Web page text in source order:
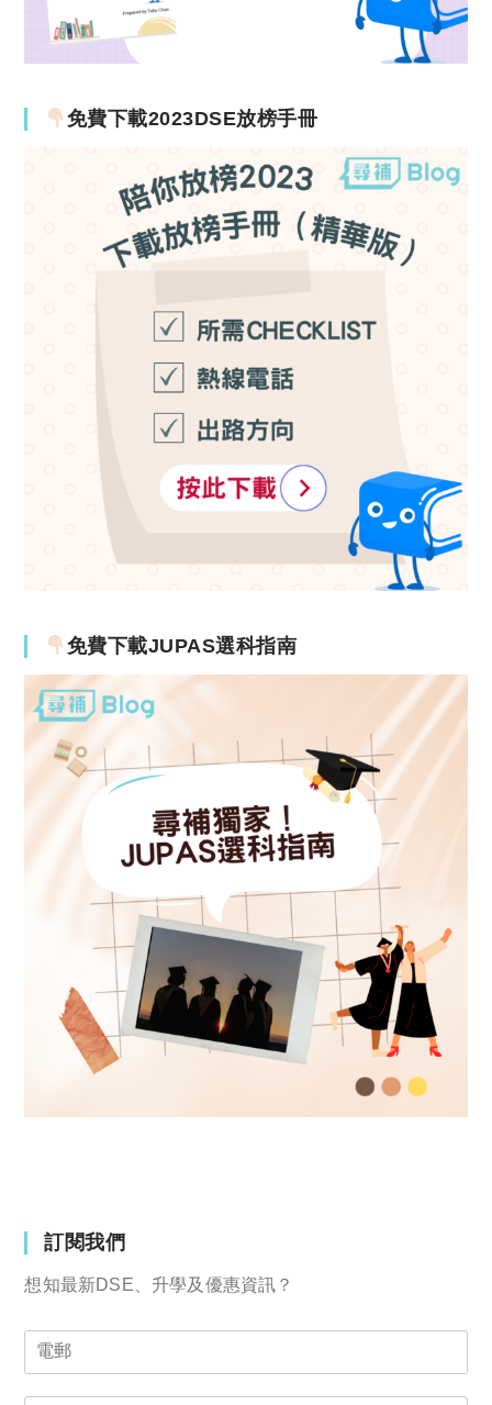
免費下載2023DSE放榜手冊
免費下載JUPAS選科指南
訂閱我們
想知最新DSE、升學及優惠資訊？